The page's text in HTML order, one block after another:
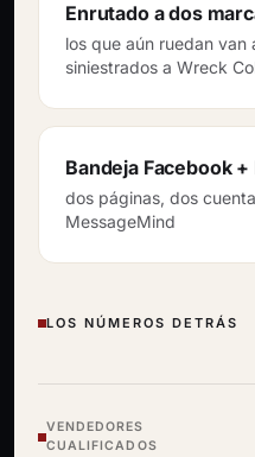
Enrutado a dos
los que aún ruedan van
siniestrados a Wreck
Bandeja Facebook
dos páginas, dos
MessageMind
LOS NÚMEROS DETRÁS
VENDEDORES
CUALIFICADOS